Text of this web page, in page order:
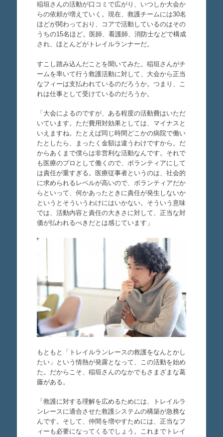
稲垣さんの活動が口コミで広がり、いつしか大会か
らの依頼が増えていく。現在、救護チームには30名
ほどが関わっており、コアで活動しているのはその
うちの15名ほど。医師、看護師、消防士などで構成
され、ほとんどがトレイルランナーだ。
すこし踏み込んだことを聞いてみた。稲垣さんがチ
ームを率いて行う救護活動に対して、大会から正当
なフィーは支払われているのだろうか。つまり、こ
れは仕事として受けているのだろうか。
「大会によるのですが、ある程度の活動費はいただ
いています。ただ費用対効果としては、マイナスと
いえますね。たとえば同じ時間どこかの病院で働い
たとしたら、まったく金額は違うわけですから。だ
からあくまで僕らは非営利な活動なんです。それで
も医療のプロとして働くので、ボランティアにして
は責任が重すぎる。医療従事者というのは、社会的
に求められるレベルが高いので、ボランティアだか
らといって、何かあったときに責任が発生しないか
というとそういうわけにはいかない。そういう意味
では、活動内容と責任の大きさに対して、正当な対
価が払われるべきだとは感じています」
もともと「トレイルランレースの救護をなんとかし
たい」という情熱が発露となって、この活動を始め
た。だからこそ、稲垣さんのなかでもさまざまな葛
藤がある。
「救護に対する理解を広めるためには、トレイルラ
ンレースに適合させた救護システムの構築が急務な
んです。そして、仲間を増やすためには、正当なフ
ィーも必要になってくるでしょう。これまでトレイ